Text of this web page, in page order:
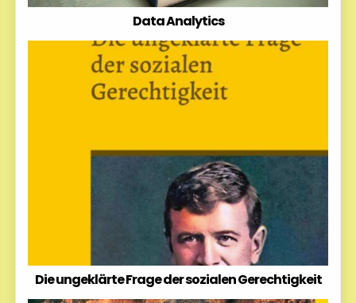
Data Analytics
Die ungeklärte Frage der sozialen Gerechtigkeit